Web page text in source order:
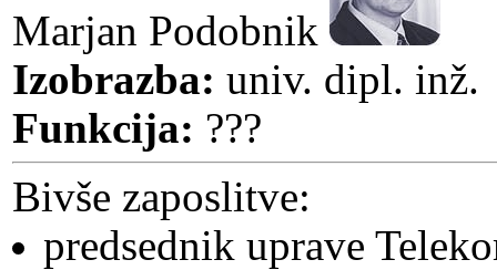
Marjan Podobnik
Izobrazba: univ. dipl. inž.
Funkcija: ???
Bivše zaposlitve:
predsednik uprave